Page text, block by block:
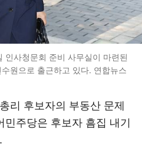
인사청문회 준비 사무실이 마련된
원으로 출근하고 있다. 연합뉴스
리 후보자의 부동산 문제
주당은 후보자 흠집 내기